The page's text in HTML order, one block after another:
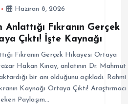
Haziran 8, 2026
Anlattığı Fıkranın Gerçek
Çıktı! İşte Kaynağı
Fıkranın Gerçek Hikayesi Ortaya
Hakan Kınay, anlatının Dr. Mahmut
bir anı olduğunu açıkladı. Rahmi
Kaynağı Ortaya Çıktı! Araştırmacı
Paylaşım…